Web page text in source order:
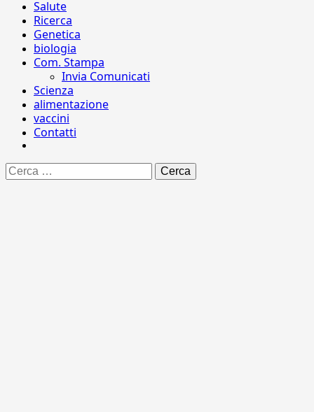
Salute
Ricerca
Genetica
biologia
Com. Stampa
Invia Comunicati
Scienza
alimentazione
vaccini
Contatti
Ricerca
per: